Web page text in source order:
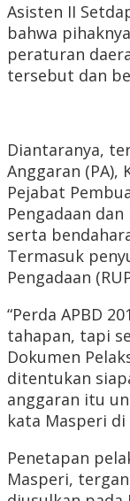
Asisten II
bahwa
peraturan
tersebut dan
Diantaranya,
Anggaran (PA),
Pejabat
Pengadaan
serta
Termasuk
Pengadaan
“Perda APBD
tahapan, tapi
Dokumen
ditentukan
anggaran itu
kata Masperi di
Penetapan
Masperi,